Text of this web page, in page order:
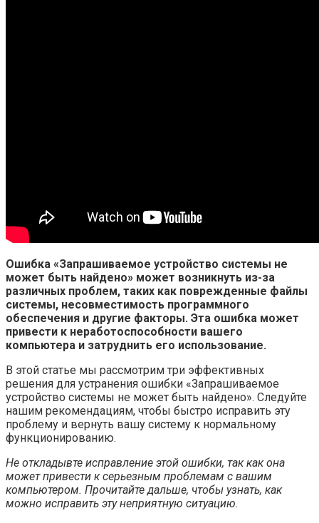
Ошибка «Запрашиваемое устройство системы не
может быть найдено» может возникнуть из-за
различных проблем, таких как поврежденные файлы
системы, несовместимость программного
обеспечения и другие факторы. Эта ошибка может
привести к неработоспособности вашего
компьютера и затруднить его использование.
В этой статье мы рассмотрим три эффективных
решения для устранения ошибки «Запрашиваемое
устройство системы не может быть найдено». Следуйте
нашим рекомендациям, чтобы быстро исправить эту
проблему и вернуть вашу систему к нормальному
функционированию.
Не откладывте исправление этой ошибки, так как она
может привести к серьезным проблемам с вашим
компьютером. Прочитайте дальше, чтобы узнать, как
можно исправить эту неприятную ситуацию.